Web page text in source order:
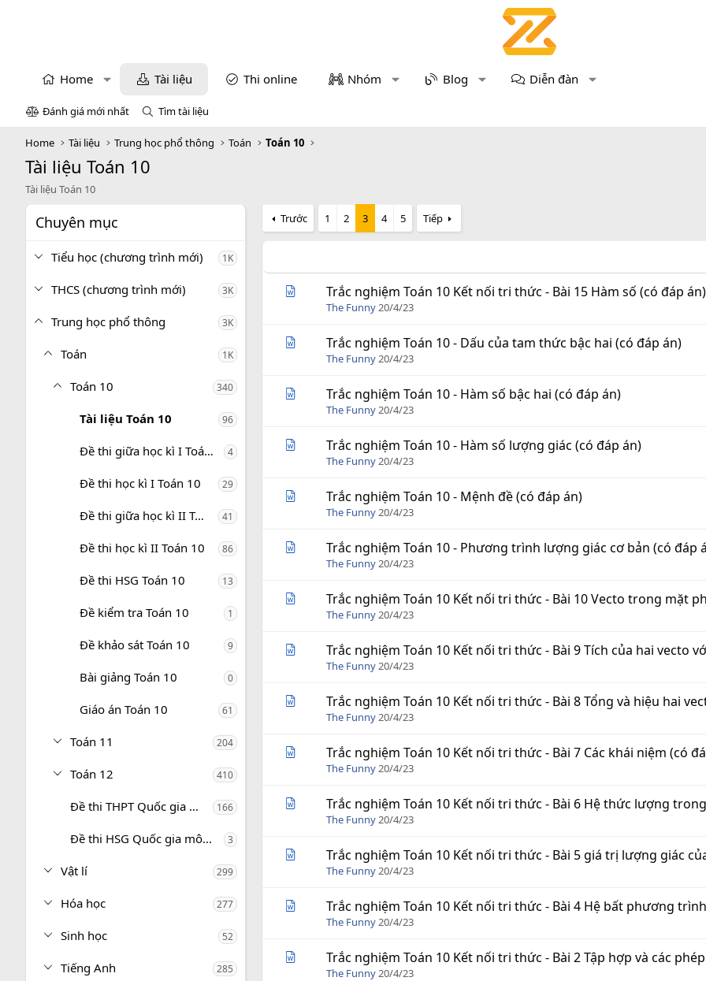
Home Tài liệu Thi online Nhóm Blog Diễn đàn
Đánh giá mới nhất Tìm tài liệu
Home Tài liệu Trung học phổ thông Toán Toán 10
Tài liệu Toán 10
Tài liệu Toán 10
Chuyên mục
Tiểu học (chương trình mới) 1K
THCS (chương trình mới) 3K
Trung học phổ thông 3K
Toán 1K
Toán 10 340
Tài liệu Toán 10 96
Đề thi giữa học kì I Toán 10 4
Đề thi học kì I Toán 10 29
Đề thi giữa học kì II Toán 10 41
Đề thi học kì II Toán 10 86
Đề thi HSG Toán 10 13
Đề kiểm tra Toán 10 1
Đề khảo sát Toán 10 9
Bài giảng Toán 10 0
Giáo án Toán 10 61
Toán 11 204
Toán 12 410
Đề thi THPT Quốc gia môn Toán 166
Đề thi HSG Quốc gia môn Toán 3
Vật lí 299
Hóa học 277
Sinh học 52
Tiếng Anh 285
Trước 1 2 3 4 5 Tiếp
Trắc nghiệm Toán 10 Kết nối tri thức - Bài 15 Hàm số (có đáp án)
The Funny20/4/23
Trắc nghiệm Toán 10 - Dấu của tam thức bậc hai (có đáp án)
The Funny20/4/23
Trắc nghiệm Toán 10 - Hàm số bậc hai (có đáp án)
The Funny20/4/23
Trắc nghiệm Toán 10 - Hàm số lượng giác (có đáp án)
The Funny20/4/23
Trắc nghiệm Toán 10 - Mệnh đề (có đáp án)
The Funny20/4/23
Trắc nghiệm Toán 10 - Phương trình lượng giác cơ bản (có đáp
The Funny20/4/23
Trắc nghiệm Toán 10 Kết nối tri thức - Bài 10 Vecto trong mặt
The Funny20/4/23
Trắc nghiệm Toán 10 Kết nối tri thức - Bài 9 Tích của hai vecto
The Funny20/4/23
Trắc nghiệm Toán 10 Kết nối tri thức - Bài 8 Tổng và hiệu hai
The Funny20/4/23
Trắc nghiệm Toán 10 Kết nối tri thức - Bài 7 Các khái niệm (có
The Funny20/4/23
Trắc nghiệm Toán 10 Kết nối tri thức - Bài 6 Hệ thức lượng
The Funny20/4/23
Trắc nghiệm Toán 10 Kết nối tri thức - Bài 5 giá trị lượng giác
The Funny20/4/23
Trắc nghiệm Toán 10 Kết nối tri thức - Bài 4 Hệ bất phương
The Funny20/4/23
Trắc nghiệm Toán 10 Kết nối tri thức - Bài 2 Tập hợp và các
The Funny20/4/23